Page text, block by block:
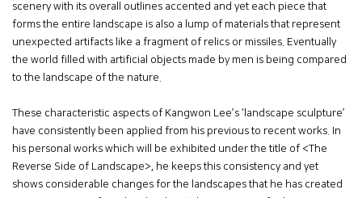
scenery with its overall outlines accented and yet each piece that
forms the entire landscape is also a lump of materials that represent
unexpected artifacts like a fragment of relics or missiles. Eventually
the world filled with artificial objects made by men is being compared
to the landscape of the nature.
These characteristic aspects of Kangwon Lee’s ‘landscape sculpture’
have consistently been applied from his previous to recent works. In
his personal works which will be exhibited under the title of <The
Reverse Side of Landscape>, he keeps this consistency and yet
shows considerable changes for the landscapes that he has created